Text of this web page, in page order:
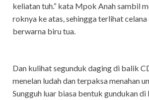
keliatan tuh.” kata Mpok Anah sambil
roknya ke atas, sehingga terlihat
berwarna biru tua.
Dan kulihat segunduk daging di balik
menelan ludah dan terpaksa menahan
Sungguh luar biasa bentuk gundukan